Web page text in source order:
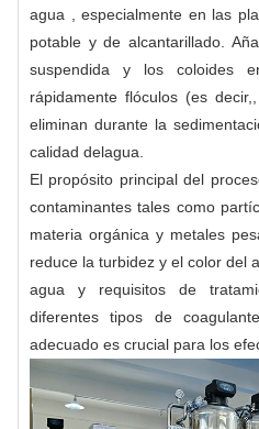
agua , especialmente en las
potable y de alcantarillado.
suspendida y los coloides
rápidamente flóculos (es
eliminan durante la
calidad delagua.
El propósito principal del
contaminantes tales como
materia orgánica y metales
reduce la turbidez y el color del
agua y requisitos de
diferentes tipos de
adecuado es crucial para los